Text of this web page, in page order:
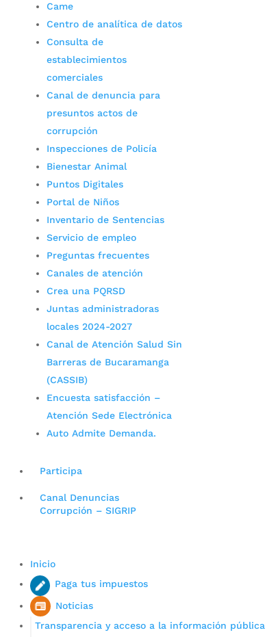
Came
Centro de analítica de datos
Consulta de
establecimientos
comerciales
Canal de denuncia para
presuntos actos de
corrupción
Inspecciones de Policía
Bienestar Animal
Puntos Digitales
Portal de Niños
Inventario de Sentencias
Servicio de empleo
Preguntas frecuentes
Canales de atención
Crea una PQRSD
Juntas administradoras
locales 2024-2027
Canal de Atención Salud Sin
Barreras de Bucaramanga
(CASSIB)
Encuesta satisfacción –
Atención Sede Electrónica
Auto Admite Demanda.
Participa
Canal Denuncias
Corrupción – SIGRIP
Inicio
Paga tus impuestos
Noticias
Transparencia y acceso a la información pública